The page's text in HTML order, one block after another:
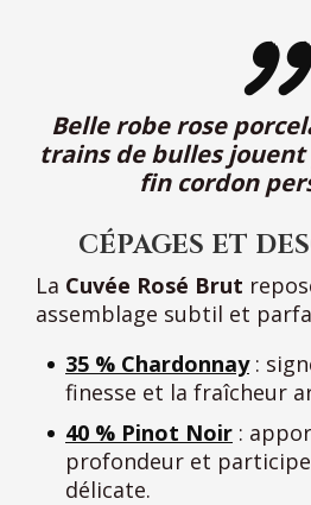
Belle robe rose
trains de bulles
fin cordon
CÉPAGES ET
La Cuvée Rosé Brut
assemblage subtil et
35 % Chardonnay:
finesse et la fraîcheur
40 % Pinot Noir :
profondeur et
délicate.